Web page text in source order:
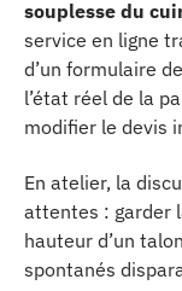
souplesse du
service en ligne
d’un formulaire
l’état réel de la
modifier le devis
En atelier, la
attentes : garder
hauteur d’un
spontanés